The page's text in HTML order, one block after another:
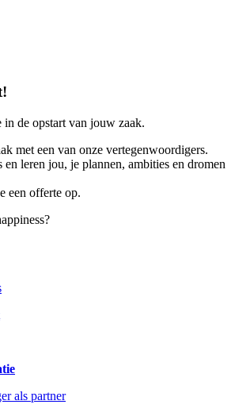
in de opstart van jouw zaak.
met een van onze vertegenwoordigers.
leren jou, je plannen, ambities en dromen
een offerte op.
als partner